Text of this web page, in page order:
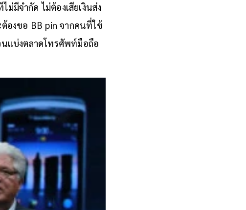
มีจำกัด ไม่ต้องเสียเงินส่ง
องขอ BB pin จากคนที่ใช้
แบ่งตลาดโทรศัพท์มือถือ